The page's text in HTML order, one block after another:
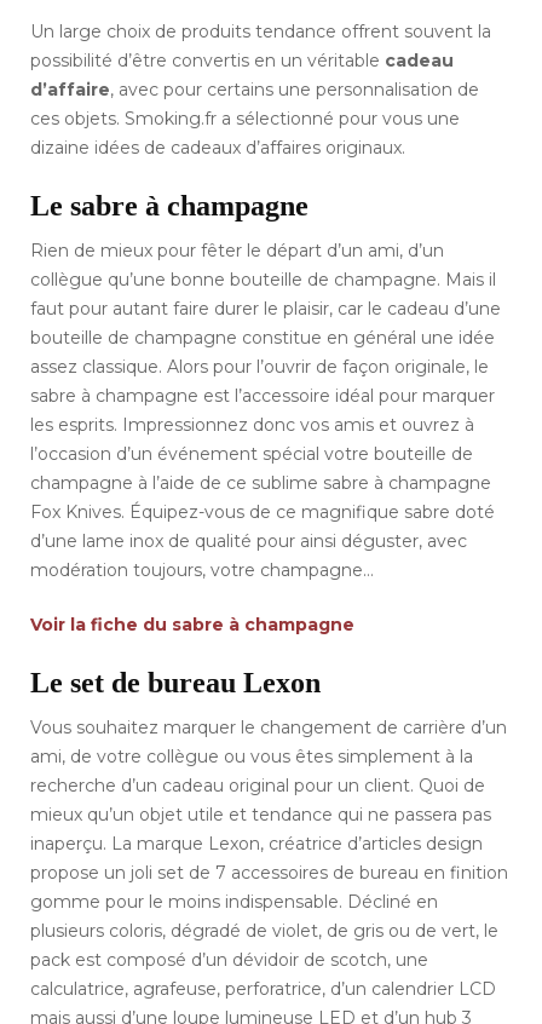
Un large choix de produits tendance offrent souvent la
possibilité d’être convertis en un véritable cadeau
d’affaire, avec pour certains une personnalisation de
ces objets. Smoking.fr a sélectionné pour vous une
dizaine idées de cadeaux d’affaires originaux.
Le sabre à champagne
Rien de mieux pour fêter le départ d’un ami, d’un
collègue qu’une bonne bouteille de champagne. Mais il
faut pour autant faire durer le plaisir, car le cadeau d’une
bouteille de champagne constitue en général une idée
assez classique. Alors pour l’ouvrir de façon originale, le
sabre à champagne est l’accessoire idéal pour marquer
les esprits. Impressionnez donc vos amis et ouvrez à
l’occasion d’un événement spécial votre bouteille de
champagne à l’aide de ce sublime sabre à champagne
Fox Knives. Équipez-vous de ce magnifique sabre doté
d’une lame inox de qualité pour ainsi déguster, avec
modération toujours, votre champagne…
Voir la fiche du sabre à champagne
Le set de bureau Lexon
Vous souhaitez marquer le changement de carrière d’un
ami, de votre collègue ou vous êtes simplement à la
recherche d’un cadeau original pour un client. Quoi de
mieux qu’un objet utile et tendance qui ne passera pas
inaperçu. La marque Lexon, créatrice d’articles design
propose un joli set de 7 accessoires de bureau en finition
gomme pour le moins indispensable. Décliné en
plusieurs coloris, dégradé de violet, de gris ou de vert, le
pack est composé d’un dévidoir de scotch, une
calculatrice, agrafeuse, perforatrice, d’un calendrier LCD
mais aussi d’une loupe lumineuse LED et d’un hub 3